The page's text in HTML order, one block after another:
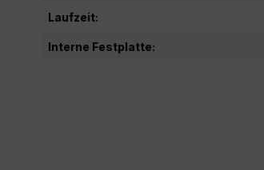
Laufzeit:
Interne Festplatte: